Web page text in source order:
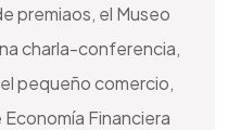
premiaos, el Museo
charla-conferencia,
pequeño comercio,
Financiera